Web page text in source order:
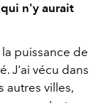
n'y aurait
puissance de
J'ai vécu dans
autres villes,